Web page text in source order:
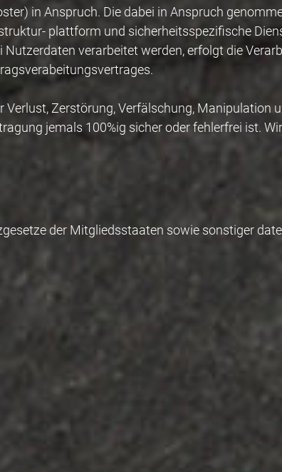
in Anspruch. Die dabei in Anspruch
plattform und sicherheitsspezifische
verarbeitet werden, erfolgt die
Zerstörung, Verfälschung, Manipulation
jemals 100%ig sicher oder fehlerfrei ist.
der Mitgliedsstaaten sowie sonstiger